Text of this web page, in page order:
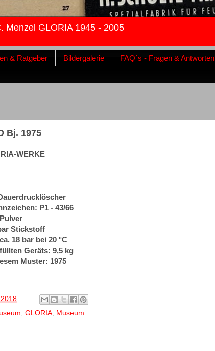
Menzel GLORIA 1945 - 2005
& Ratgeber Bildergalerie FAQ´s - Fragen & Antworten
Bj. 1975
WERKE
P1 - 43/66
Stickstoff
18 bar bei 20 °C
Geräts: 9,5 kg
Muster: 1975
, GLORIA, Museum